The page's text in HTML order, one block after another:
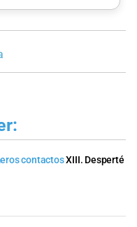
contactosXIII. Desperté